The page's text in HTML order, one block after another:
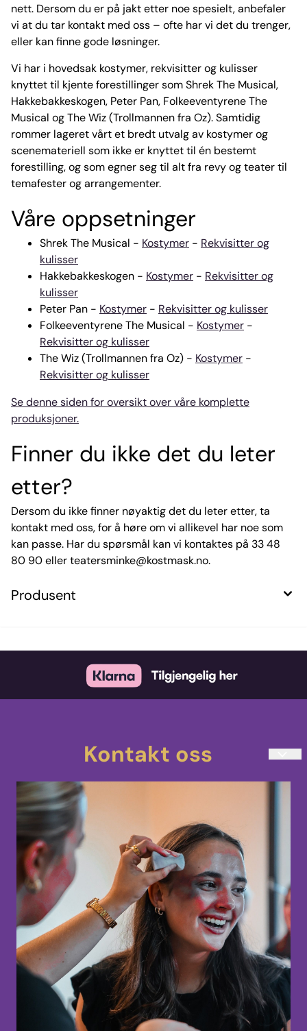
nett. Dersom du er på jakt etter noe spesielt, anbefaler
vi at du tar kontakt med oss – ofte har vi det du trenger,
eller kan finne gode løsninger.
Vi har i hovedsak kostymer, rekvisitter og kulisser
knyttet til kjente forestillinger som Shrek The Musical,
Hakkebakkeskogen, Peter Pan, Folkeeventyrene The
Musical og The Wiz (Trollmannen fra Oz). Samtidig
rommer lageret vårt et bredt utvalg av kostymer og
scenemateriell som ikke er knyttet til én bestemt
forestilling, og som egner seg til alt fra revy og teater til
temafester og arrangementer.
Våre oppsetninger
Shrek The Musical - Kostymer - Rekvisitter og
kulisser
Hakkebakkeskogen - Kostymer - Rekvisitter og
kulisser
Peter Pan - Kostymer - Rekvisitter og kulisser
Folkeeventyrene The Musical - Kostymer -
Rekvisitter og kulisser
The Wiz (Trollmannen fra Oz) - Kostymer -
Rekvisitter og kulisser
Se denne siden for oversikt over våre komplette
produksjoner.
Finner du ikke det du leter
etter?
Dersom du ikke finner nøyaktig det du leter etter, ta
kontakt med oss, for å høre om vi allikevel har noe som
kan passe. Har du spørsmål kan vi kontaktes på 33 48
80 90 eller teatersminke@kostmask.no.
Produsent
Kontakt oss
Mandag-Torsdag 10:00-14:00
Uranienborgveien 4
3217 Sandefjord
Norge